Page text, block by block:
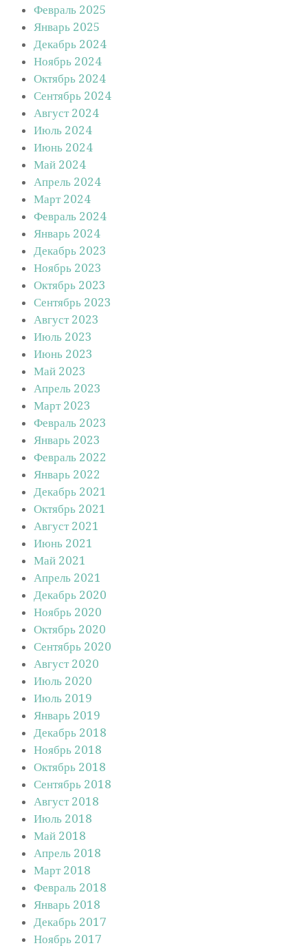
Февраль 2025
Январь 2025
Декабрь 2024
Ноябрь 2024
Октябрь 2024
Сентябрь 2024
Август 2024
Июль 2024
Июнь 2024
Май 2024
Апрель 2024
Март 2024
Февраль 2024
Январь 2024
Декабрь 2023
Ноябрь 2023
Октябрь 2023
Сентябрь 2023
Август 2023
Июль 2023
Июнь 2023
Май 2023
Апрель 2023
Март 2023
Февраль 2023
Январь 2023
Февраль 2022
Январь 2022
Декабрь 2021
Октябрь 2021
Август 2021
Июнь 2021
Май 2021
Апрель 2021
Декабрь 2020
Ноябрь 2020
Октябрь 2020
Сентябрь 2020
Август 2020
Июль 2020
Июль 2019
Январь 2019
Декабрь 2018
Ноябрь 2018
Октябрь 2018
Сентябрь 2018
Август 2018
Июль 2018
Май 2018
Апрель 2018
Март 2018
Февраль 2018
Январь 2018
Декабрь 2017
Ноябрь 2017